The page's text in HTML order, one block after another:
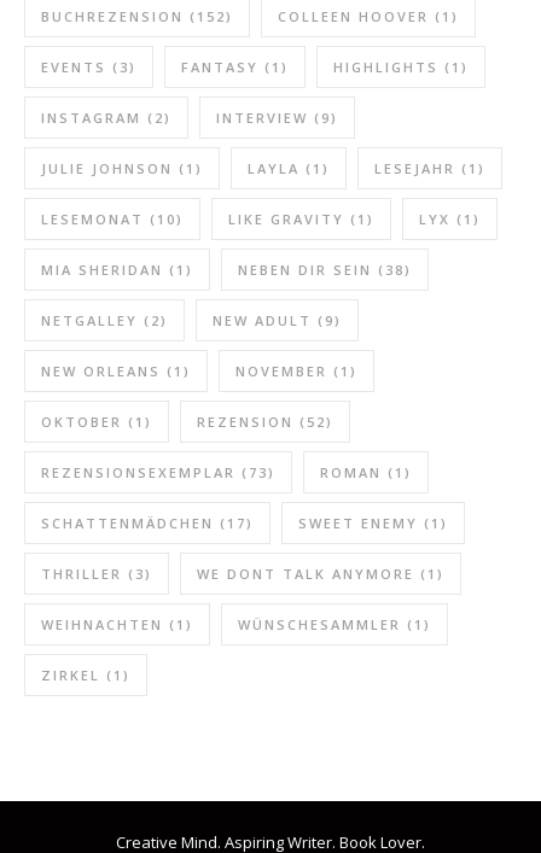
BUCHREZENSION (152) COLLEEN HOOVER (1)
EVENTS (3) FANTASY (1) HIGHLIGHTS (1)
INSTAGRAM (2) INTERVIEW (9)
JULIE JOHNSON (1) LAYLA (1) LESEJAHR (1)
LESEMONAT (10) LIKE GRAVITY (1) LYX (1)
MIA SHERIDAN (1) NEBEN DIR SEIN (38)
NETGALLEY (2) NEW ADULT (9)
NEW ORLEANS (1) NOVEMBER (1)
OKTOBER (1) REZENSION (52)
REZENSIONSEXEMPLAR (73) ROMAN (1)
SCHATTENMÄDCHEN (17) SWEET ENEMY (1)
THRILLER (3) WE DONT TALK ANYMORE (1)
WEIHNACHTEN (1) WÜNSCHESAMMLER (1)
ZIRKEL (1)
Creative Mind. Aspiring Writer. Book Lover.